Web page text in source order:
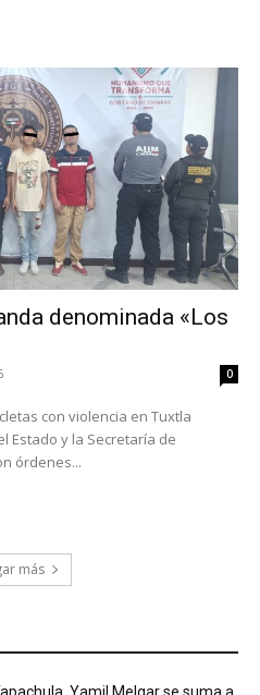
denominada «Los
0
con violencia en Tuxtla
órdenes...
más